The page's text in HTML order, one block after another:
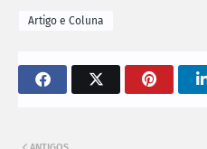
Artigo e Coluna